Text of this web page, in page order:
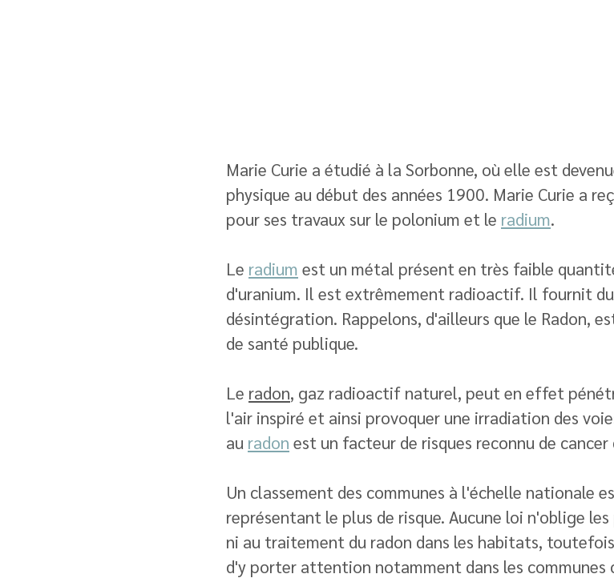
Marie Curie a étudié à la Sorbonne, où elle est
physique au début des années 1900. Marie Curie a
pour ses travaux sur le polonium et le radium.
Le radium est un métal présent en très faible
d'uranium. Il est extrêmement radioactif. Il fournit
désintégration. Rappelons, d'ailleurs que le Radon,
de santé publique.
Le radon, gaz radioactif naturel, peut en effet
l'air inspiré et ainsi provoquer une irradiation des
au radon est un facteur de risques reconnu de cancer
Un classement des communes à l'échelle nationale
représentant le plus de risque. Aucune loi n'oblige
ni au traitement du radon dans les habitats,
d'y porter attention notamment dans les communes